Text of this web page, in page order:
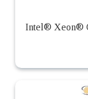
Intel® Xeon®